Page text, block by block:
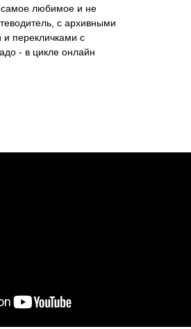
любимое и не
с архивными
перекличками с
- в цикле онлайн